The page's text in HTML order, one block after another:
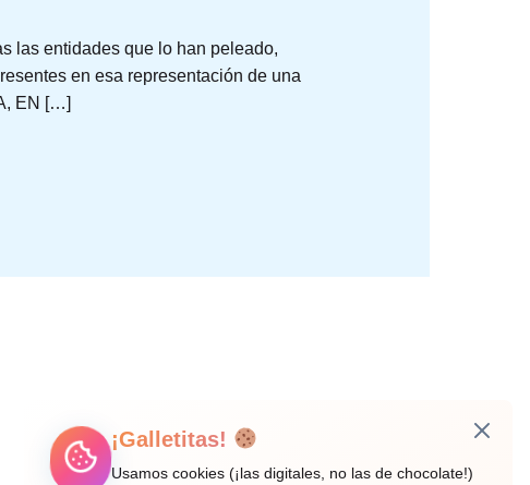
las entidades que lo han peleado,
en esa representación de una
EN […]
¡Galletitas!
Usamos cookies (¡las digitales, no las de chocolate!)